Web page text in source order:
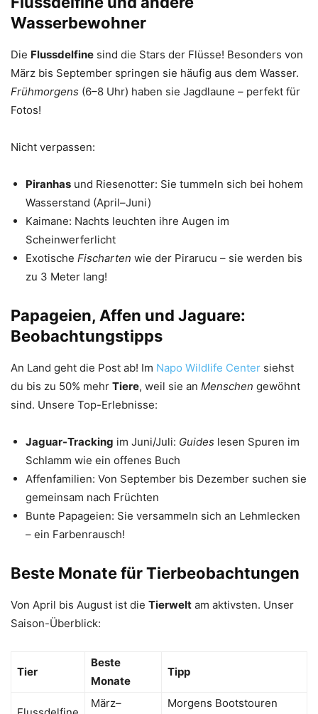
Wasserbewohner
Die Flussdelfine sind die Stars der Flüsse! Besonders von
März bis September springen sie häufig aus dem Wasser.
Frühmorgens (6–8 Uhr) haben sie Jagdlaune – perfekt für
Fotos!
Nicht verpassen:
Piranhas und Riesenotter: Sie tummeln sich bei hohem
Wasserstand (April–Juni)
Kaimane: Nachts leuchten ihre Augen im
Scheinwerferlicht
Exotische Fischarten wie der Pirarucu – sie werden bis
zu 3 Meter lang!
Papageien, Affen und Jaguare:
Beobachtungstipps
An Land geht die Post ab! Im Napo Wildlife Center siehst
du bis zu 50% mehr Tiere, weil sie an Menschen gewöhnt
sind. Unsere Top-Erlebnisse:
Jaguar-Tracking im Juni/Juli: Guides lesen Spuren im
Schlamm wie ein offenes Buch
Affenfamilien: Von September bis Dezember suchen sie
gemeinsam nach Früchten
Bunte Papageien: Sie versammeln sich an Lehmlecken
– ein Farbenrausch!
Beste Monate für Tierbeobachtungen
Von April bis August ist die Tierwelt am aktivsten. Unser
Saison-Überblick:
Tier
Beste
Monate
Tipp
März–
Morgens Bootstouren